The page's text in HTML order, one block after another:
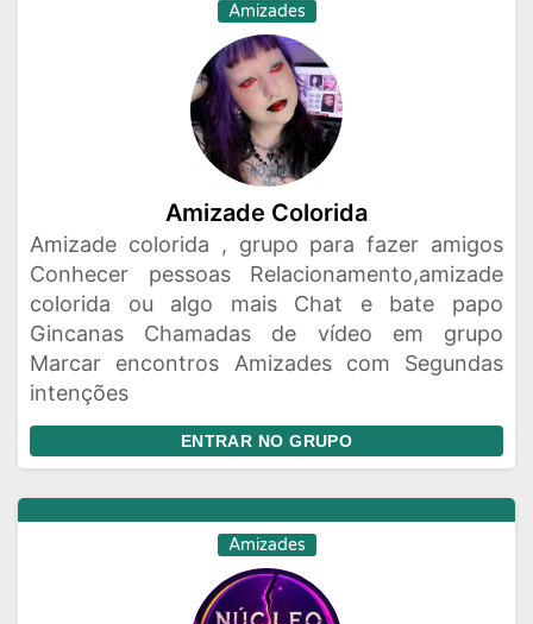
Amizades
Amizade Colorida
Amizade colorida , grupo para fazer amigos
Conhecer pessoas Relacionamento,amizade
colorida ou algo mais Chat e bate papo
Gincanas Chamadas de vídeo em grupo
Marcar encontros Amizades com Segundas
intenções
ENTRAR NO GRUPO
Amizades